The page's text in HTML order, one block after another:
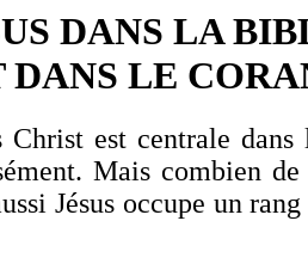
DANS LA
DANS LE
Christ est centrale dans
Mais combien de
Jésus occupe un